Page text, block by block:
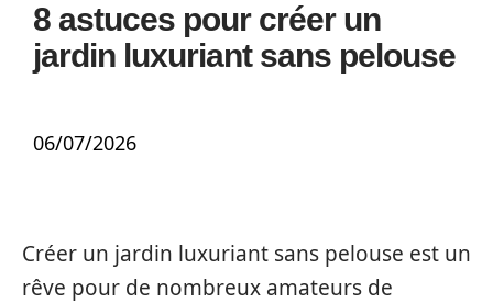
8 astuces pour créer un
jardin luxuriant sans pelouse
06/07/2026
Créer un jardin luxuriant sans pelouse est un
rêve pour de nombreux amateurs de